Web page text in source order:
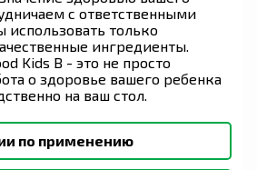
с ответственными
только
ингредиенты.
Kids B - это не просто
о здоровье вашего ребенка
на ваш стол.
по применению